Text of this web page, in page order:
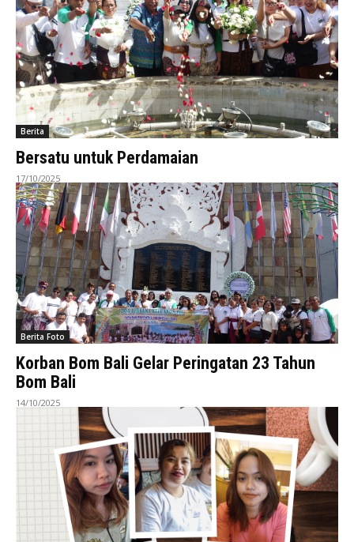
Berita
Bersatu untuk Perdamaian
17/10/2025
Berita Foto
Korban Bom Bali Gelar Peringatan 23 Tahun
Bom Bali
14/10/2025